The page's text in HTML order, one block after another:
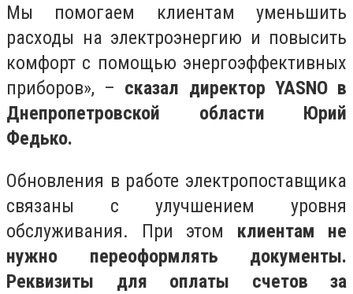
Мы помогаем клиентам уменьшить
расходы на электроэнергию и повысить
комфорт с помощью энергоэффективных
приборов», – сказал директор YASNO в
Днепропетровской области Юрий
Федько.
Обновления в работе электропоставщика
связаны с улучшением уровня
обслуживания. При этом клиентам не
нужно переоформлять документы.
Реквизиты для оплаты счетов за